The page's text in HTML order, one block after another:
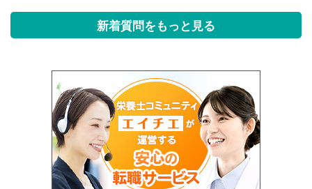
新着質問をもっと見る